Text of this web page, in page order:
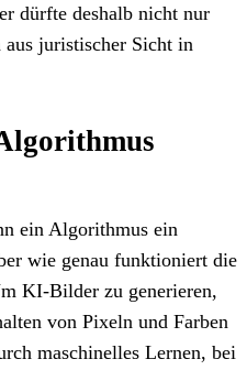
dürfte deshalb nicht nur
aus juristischer Sicht in
ein Algorithmus ein
wie genau funktioniert die
KI-Bilder zu generieren,
von Pixeln und Farben
maschinelles Lernen, bei